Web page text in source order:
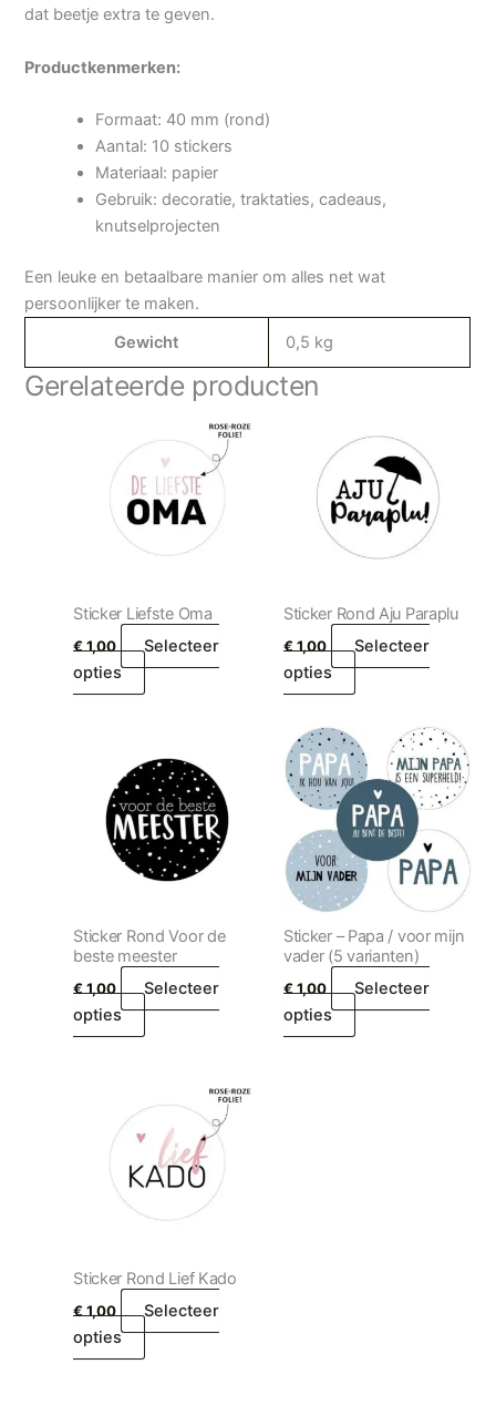
dat beetje extra te geven.
Productkenmerken:
Formaat: 40 mm (rond)
Aantal: 10 stickers
Materiaal: papier
Gebruik: decoratie, traktaties, cadeaus,
knutselprojecten
Een leuke en betaalbare manier om alles net wat
persoonlijker te maken.
Gewicht
0,5 kg
Gerelateerde producten
Sticker Liefste Oma
€1,00
Selecteer
opties
Sticker Rond Aju Paraplu
€1,00
Selecteer
opties
Sticker Rond Voor de
beste meester
€1,00
Selecteer
opties
Sticker – Papa / voor mijn
vader (5 varianten)
€1,00
Selecteer
opties
Sticker Rond Lief Kado
€1,00
Selecteer
opties